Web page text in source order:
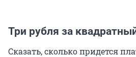
Три рубля за
Сказать, сколько придется